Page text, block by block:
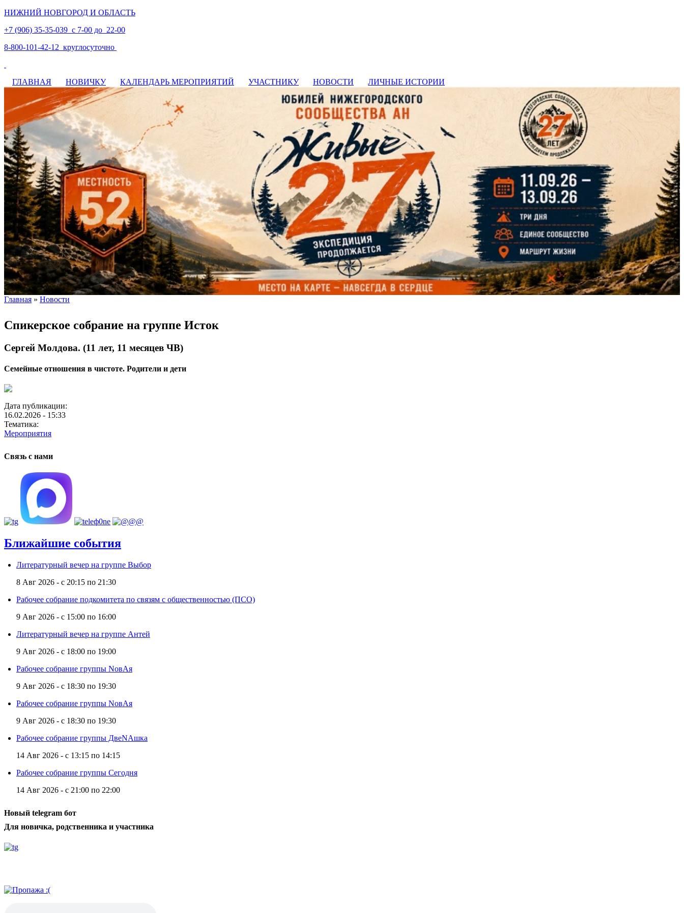
НИЖНИЙ НОВГОРОД И ОБЛАСТЬ
+7 (906) 35-35-039 с 7-00 до 22-00
8-800-101-42-12 круглосуточно
ГЛАВНАЯ НОВИЧКУ КАЛЕНДАРЬ МЕРОПРИЯТИЙ УЧАСТНИКУ НОВОСТИ ЛИЧНЫЕ ИСТОРИИ
Главная » Новости
Спикерское собрание на группе Исток
Сергей Молдова. (11 лет, 11 месяцев ЧВ)
Семейные отношения в чистоте. Родители и дети
Дата публикации:
16.02.2026 - 15:33
Тематика:
Мероприятия
Связь с нами
Ближайшие события
Литературный вечер на группе Выбор
8 Авг 2026 - с 20:15 по 21:30
Рабочее собрание подкомитета по связям с общественностью (ПСО)
9 Авг 2026 - с 15:00 по 16:00
Литературный вечер на группе Антей
9 Авг 2026 - с 18:00 по 19:00
Рабочее собрание группы NовАя
9 Авг 2026 - с 18:30 по 19:30
Рабочее собрание группы NовАя
9 Авг 2026 - с 18:30 по 19:30
Рабочее собрание группы ДвеNAшка
14 Авг 2026 - с 13:15 по 14:15
Рабочее собрание группы Сегодня
14 Авг 2026 - с 21:00 по 22:00
Новый telegram бот
Для новичка, родственника и участника